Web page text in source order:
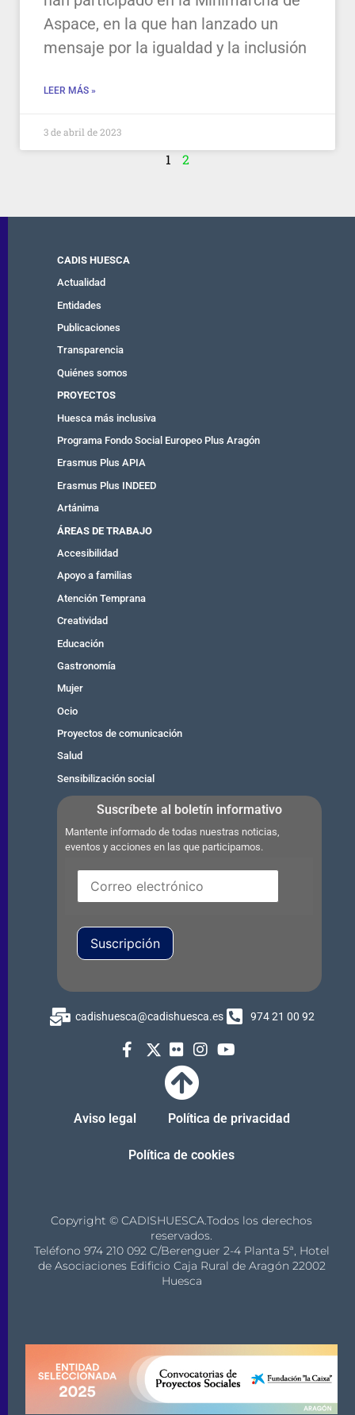
Aspace, en la que han lanzado un
mensaje por la igualdad y la inclusión
LEER MÁS »
3 de abril de 2023
1 2
CADIS HUESCA
Actualidad
Entidades
Publicaciones
Transparencia
Quiénes somos
PROYECTOS
Huesca más inclusiva
Programa Fondo Social Europeo Plus Aragón
Erasmus Plus APIA
Erasmus Plus INDEED
Artánima
ÁREAS DE TRABAJO
Accesibilidad
Apoyo a familias
Atención Temprana
Creatividad
Educación
Gastronomía
Mujer
Ocio
Proyectos de comunicación
Salud
Sensibilización social
Suscríbete al boletín informativo
Mantente informado de todas nuestras noticias,
eventos y acciones en las que participamos.
Suscripción
cadishuesca@cadishuesca.es 974 21 00 92
Aviso legal Política de privacidad
Política de cookies
Copyright © CADISHUESCA.Todos los derechos
reservados.
Teléfono 974 210 092 C/Berenguer 2-4 Planta 5ª, Hotel
de Asociaciones Edificio Caja Rural de Aragón 22002
Huesca